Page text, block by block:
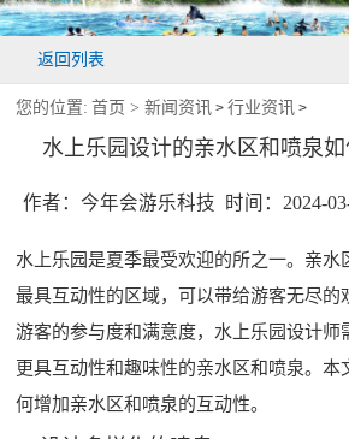
返回列表
您的位置: 首页 >新闻资讯 >行业资讯 >
水上乐园设计的亲水区和喷泉如
作者：今年会游乐科技 时间：2024-
水上乐园是夏季最受欢迎的所之一。亲水
最具互动性的区域，可以带给游客无尽的
游客的参与度和满意度， 水上乐园设计师
更具互动性和趣味性的亲水区和喷泉。本
何增加亲水区和喷泉的互动性。